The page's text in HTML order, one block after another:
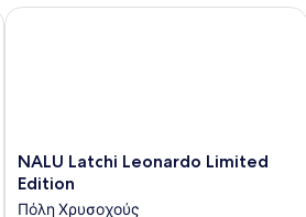
NALU
Latchi
Leonardo
NALU Latchi Leonardo Limited
Edition
Πόλη Χρυσοχούς
NALU Latchi Leonardo Limited Edition